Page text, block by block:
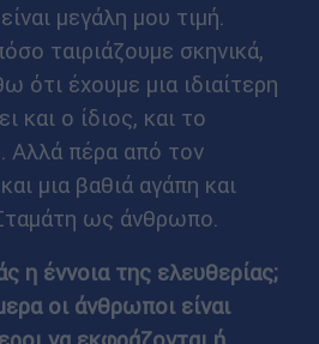
μεγάλη μου τιμή.
ταιριάζουμε σκηνικά,
ότι έχουμε μια ιδιαίτερη
και ο ίδιος, και το
Αλλά πέρα από τον
μια βαθιά αγάπη και
ως άνθρωπο.
η έννοια της ελευθερίας;
οι άνθρωποι είναι